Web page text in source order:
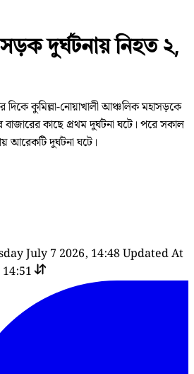
দুর্ঘটনায় নিহত ২,
কুমিল্লা-নোয়াখালী আঞ্চলিক মহাসড়কে
কাছে প্রথম দুর্ঘটনা ঘটে। পরে সকাল
আরেকটি দুর্ঘটনা ঘটে।
July 7 2026, 14:48Updated At